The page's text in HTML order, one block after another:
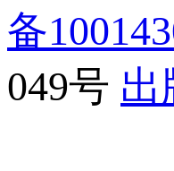
备
049号 出